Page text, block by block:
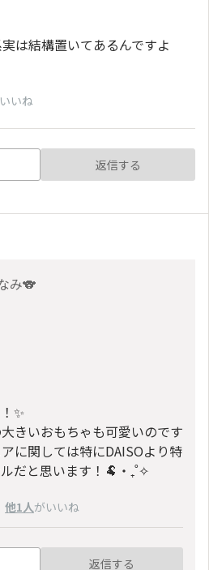
は結構置いてあるんですよ
いね
返信する
み🐨
✨️
きいおもちゃも可愛いのです
に関しては特にDAISOより特
だと思います！🐏‧₊˚✧
他1人がいいね
返信する